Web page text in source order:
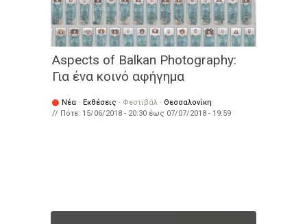
Aspects of Balkan Photography:
Για ένα κοινό αφήγημα
Νέα · Εκθέσεις · Φεστιβάλ · Θεσσαλονίκη
// Πότε: 15/06/2018 - 20:30 έως 07/07/2018 - 19:59